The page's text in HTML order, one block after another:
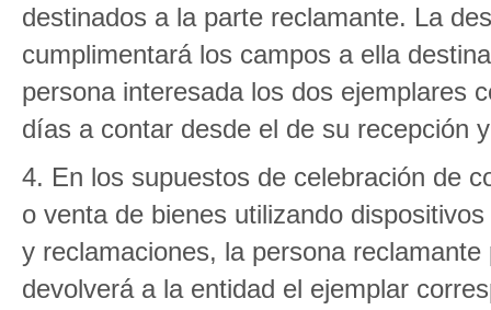
destinados a la parte reclamante. La
cumplimentará los campos a ella
persona interesada los dos ejemplares
días a contar desde el de su recepción
4. En los supuestos de celebración de
o venta de bienes utilizando
y reclamaciones, la persona
devolverá a la entidad el ejemplar